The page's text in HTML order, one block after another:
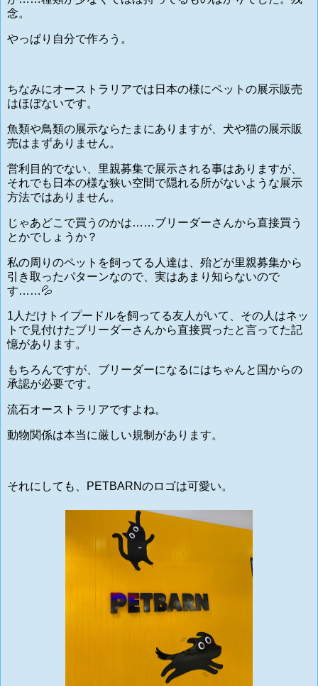
念。
やっぱり自分で作ろう。
ちなみにオーストラリアでは日本の様にペットの展示販売
はほぼないです。
魚類や鳥類の展示ならたまにありますが、犬や猫の展示販
売はまずありません。
営利目的でない、里親募集で展示される事はありますが、
それでも日本の様な狭い空間で隠れる所がないような展示
方法ではありません。
じゃあどこで買うのかは……ブリーダーさんから直接買う
とかでしょうか？
私の周りのペットを飼ってる人達は、殆どが里親募集から
引き取ったパターンなので、実はあまり知らないので
す……💦
1人だけトイプードルを飼ってる友人がいて、その人はネッ
トで見付けたブリーダーさんから直接買ったと言ってた記
憶があります。
もちろんですが、ブリーダーになるにはちゃんと国からの
承認が必要です。
流石オーストラリアですよね。
動物関係は本当に厳しい規制があります。
それにしても、PETBARNのロゴは可愛い。